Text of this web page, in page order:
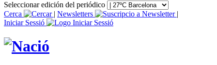
Seleccionar edición del periódico
Cerca
| Newsletters
|
Iniciar Sessió